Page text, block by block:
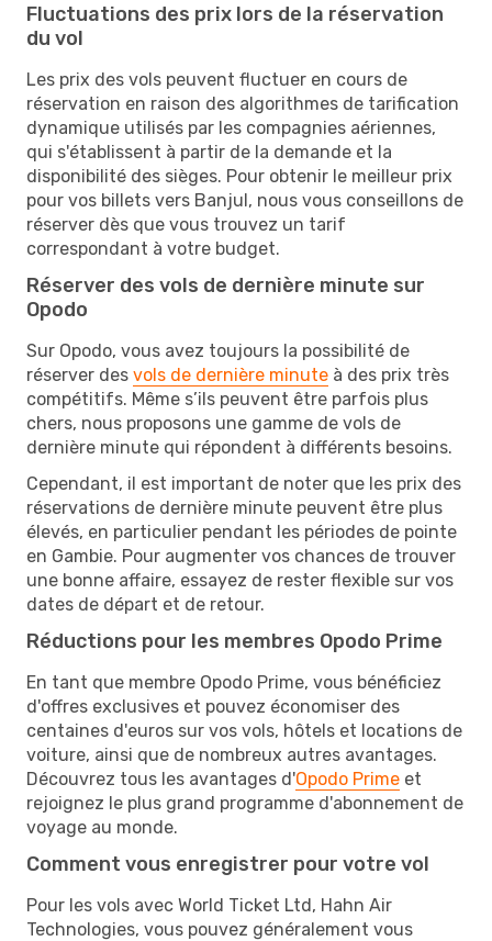
Fluctuations des prix lors de la réservation
du vol
Les prix des vols peuvent fluctuer en cours de
réservation en raison des algorithmes de tarification
dynamique utilisés par les compagnies aériennes,
qui s'établissent à partir de la demande et la
disponibilité des sièges. Pour obtenir le meilleur prix
pour vos billets vers Banjul, nous vous conseillons de
réserver dès que vous trouvez un tarif
correspondant à votre budget.
Réserver des vols de dernière minute sur
Opodo
Sur Opodo, vous avez toujours la possibilité de
réserver des vols de dernière minute à des prix très
compétitifs. Même s’ils peuvent être parfois plus
chers, nous proposons une gamme de vols de
dernière minute qui répondent à différents besoins.
Cependant, il est important de noter que les prix des
réservations de dernière minute peuvent être plus
élevés, en particulier pendant les périodes de pointe
en Gambie. Pour augmenter vos chances de trouver
une bonne affaire, essayez de rester flexible sur vos
dates de départ et de retour.
Réductions pour les membres Opodo Prime
En tant que membre Opodo Prime, vous bénéficiez
d'offres exclusives et pouvez économiser des
centaines d'euros sur vos vols, hôtels et locations de
voiture, ainsi que de nombreux autres avantages.
Découvrez tous les avantages d'Opodo Prime et
rejoignez le plus grand programme d'abonnement de
voyage au monde.
Comment vous enregistrer pour votre vol
Pour les vols avec World Ticket Ltd, Hahn Air
Technologies, vous pouvez généralement vous